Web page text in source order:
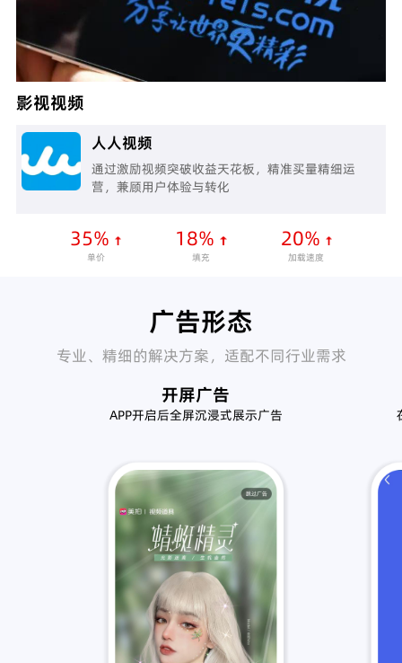
影视视频
人人视频
通过激励视频突破收益天花板，精准买量精细运
营，兼顾用户体验与转化
35%
单价
18%
填充
20%
加载速度
广告形态
专业、精细的解决方案，适配不同行业需求
开屏广告
APP开启后全屏沉浸式展示广告